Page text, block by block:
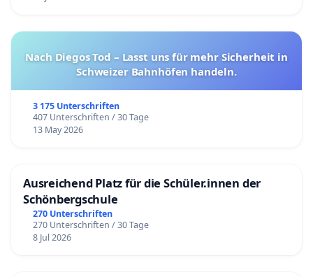
Nach Diegos Tod – Lasst uns für mehr Sicherheit in
Schweizer Bahnhöfen handeln.
3 175 Unterschriften
407 Unterschriften / 30 Tage
13 May 2026
Ausreichend Platz für die Schüler.innen der
Schönbergschule
270 Unterschriften
270 Unterschriften / 30 Tage
8 Jul 2026